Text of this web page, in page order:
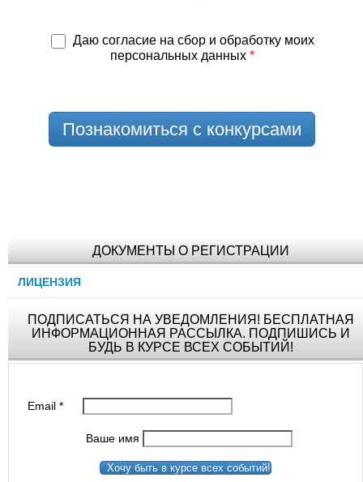
Даю согласие на сбор и обработку моих
персональных данных *
Познакомиться с конкурсами
ДОКУМЕНТЫ О РЕГИСТРАЦИИ
ЛИЦЕНЗИЯ
ПОДПИСАТЬСЯ НА УВЕДОМЛЕНИЯ! БЕСПЛАТНАЯ
ИНФОРМАЦИОННАЯ РАССЫЛКА. ПОДПИШИСЬ И
БУДЬ В КУРСЕ ВСЕХ СОБЫТИЙ!
Email*
Ваше имя
Хочу быть в курсе всех событий!